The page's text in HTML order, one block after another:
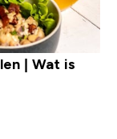
| Wat is